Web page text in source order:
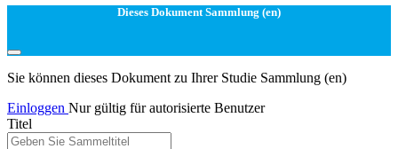
Dieses Dokument Sammlung (en)
Sie können dieses Dokument zu Ihrer Studie Sammlung (en)
Einloggen Nur gültig für autorisierte Benutzer
Titel